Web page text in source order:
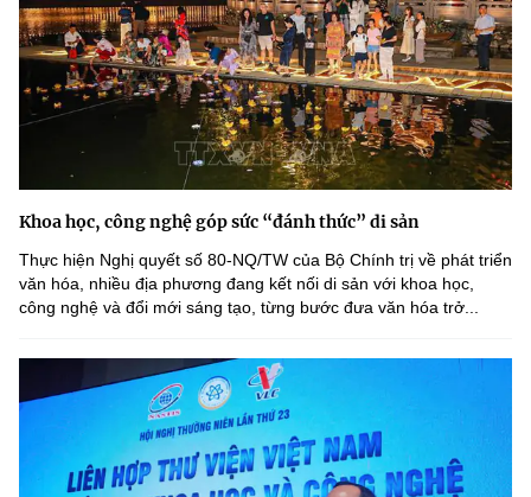
Khoa học, công nghệ góp sức “đánh thức” di sản
Thực hiện Nghị quyết số 80-NQ/TW của Bộ Chính trị về phát triển
văn hóa, nhiều địa phương đang kết nối di sản với khoa học,
công nghệ và đổi mới sáng tạo, từng bước đưa văn hóa trở...